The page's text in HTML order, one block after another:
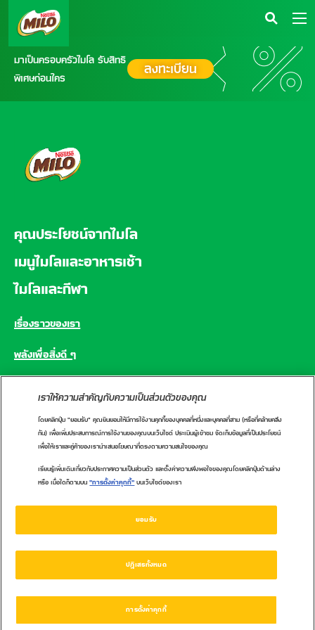
มาเป็นครอบครัวไมโล รับสิทธิ
พิเศษก่อนใคร
ลงทะเบียน
คุณประโยชน์จากไมโล
เมนูไมโลและอาหารเช้า
ไมโลและกีฬา
เรื่องราวของเรา
พลังเพื่อสิ่งดี ๆ
CONNECT WITH US
ศูนย์ข้อมูลผู้บริโภคเนสท์เล่
เราให้ความสำคัญกับความเป็นส่วนตัวของคุณ
โดยคลิกปุ่ม "ยอมรับ" คุณยินยอมให้มีการใช้งานคุกกี้ของบุคคลที่หนึ่งและบุคคลที่สาม (หรือที่คล้ายคลึง
กัน) เพื่อเพิ่มประสบการณ์การใช้งานของคุณบนเว็บไซต์ ประเมินผู้เข้าชม จัดเก็บข้อมูลที่เป็นประโยชน์
เพื่อให้เราและคู่ค้าของเรานำเสนอโฆษณาที่ตรงตามความสนใจของคุณ
เรียนรู้เพิ่มเติมเกี่ยวกับประกาศความเป็นส่วนตัว และตั้งค่าความพึงพอใจของคุณโดยคลิกปุ่มด้านล่าง
หรือ เมื่อใดก็ตามบน"การตั้งค่าคุกกี้"บนเว็บไซต์ของเรา
การตั้งค่าคุกกี้
ปฏิเสธทั้งหมด
ยอมรับ